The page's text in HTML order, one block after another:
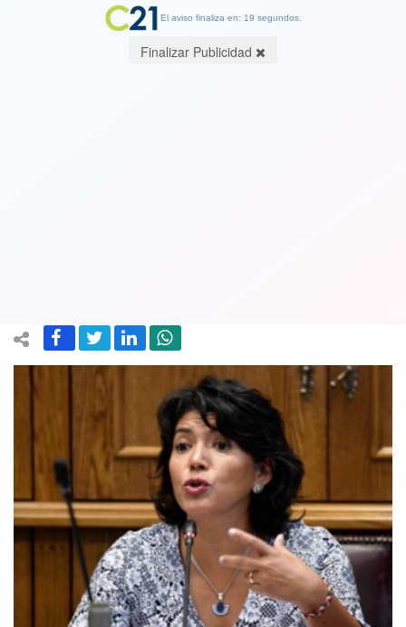
El aviso finaliza en: 19 segundos.
Finalizar Publicidad